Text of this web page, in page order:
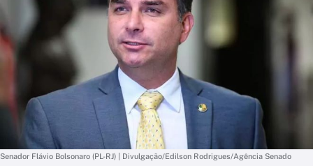
Senador Flávio Bolsonaro (PL-RJ) | Divulgação/Edilson Rodrigues/Agência Senado